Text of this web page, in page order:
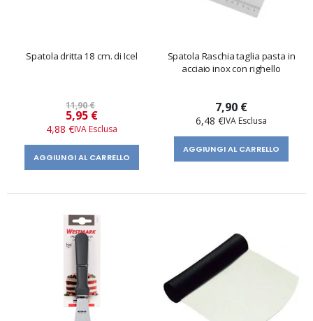
Spatola dritta 18 cm. di Icel
11,90 €
Prezzo
speciale
5,95 €
4,88 €
AGGIUNGI AL CARRELLO
Spatola Raschia taglia pasta in
acciaio inox con righello
7,90 €
6,48 €
AGGIUNGI AL CARRELLO